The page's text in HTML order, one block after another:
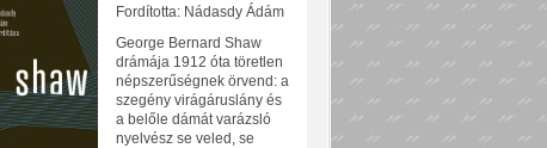
Fordította: Nádasdy Ádám
George Bernard Shaw
drámája 1912 óta töretlen
népszerűségnek örvend: a
szegény virágáruslány és
a belőle dámát varázsló
nyelvész se veled, se